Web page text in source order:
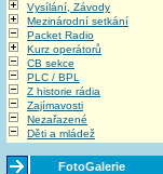
Vysílání, Závody
Mezinárodní setkání
Packet Radio
Kurz operátorů
CB sekce
PLC / BPL
Z historie rádia
Zajímavosti
Nezařazené
Děti a mládež
FotoGalerie